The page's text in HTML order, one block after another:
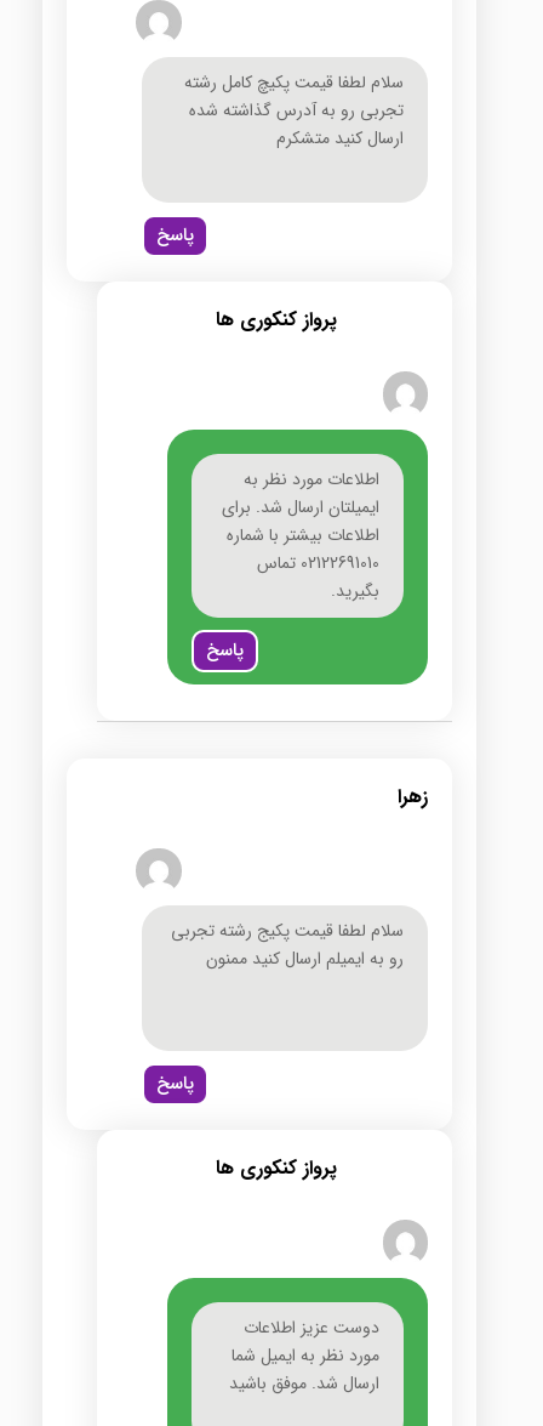
سلام لطفا قیمت پکیچ کامل رشته
تجربی رو به آدرس گذاشته شده
ارسال کنید متشکرم
پاسخ
پرواز کنکوری ها
اطلاعات مورد نظر به
ایمیلتان ارسال شد. برای
اطلاعات بیشتر با شماره
02122691010 تماس
بگیرید.
پاسخ
زهرا
سلام لطفا قیمت پکیج رشته تجربی
رو به ایمیلم ارسال کنید ممنون
پاسخ
پرواز کنکوری ها
دوست عزیز اطلاعات
مورد نظر به ایمیل شما
ارسال شد. موفق باشید